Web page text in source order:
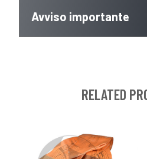
Avviso importante
RELATED